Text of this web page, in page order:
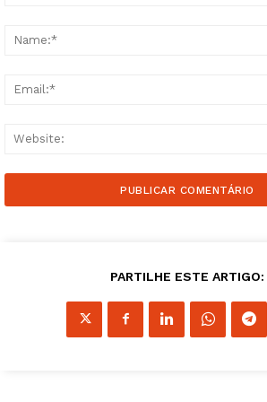
PARTILHE ESTE ARTIGO: